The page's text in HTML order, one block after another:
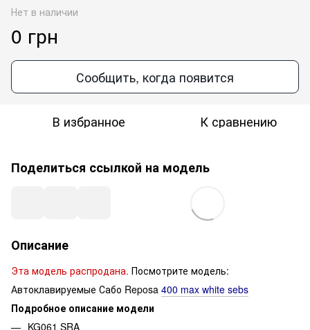
Нет в наличии
0 грн
Сообщить, когда появится
В избранное К сравнению
Поделиться ссылкой на модель
Описание
Эта модель распродана. Посмотрите модель:
Автоклавируемые Сабо Reposa 400 max white sebs
Подробное описание модели
KG061 SRA